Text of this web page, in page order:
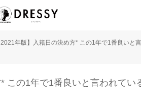
2021年版】入籍日の決め方* この1年で1番良いと
この1年で1番良いと言われてい